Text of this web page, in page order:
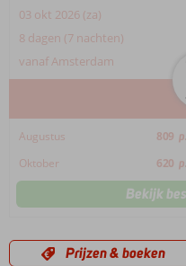
03 okt 2026 (za)
8 dagen (7 nachten)
vanaf Amsterdam
Augustus 809
Oktober
620
Bekijk
Prijzen & boeken